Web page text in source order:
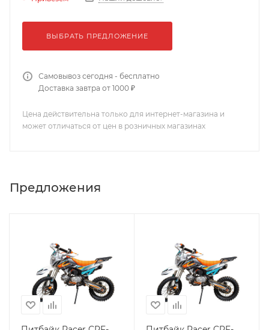
ВЫБРАТЬ ПРЕДЛОЖЕНИЕ
Самовывоз сегодня - бесплатно
Доставка завтра от 1000 ₽
Цена действительна только для интернет-магазина и
может отличаться от цен в розничных магазинах
Предложения